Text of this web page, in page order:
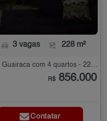
3 vagas 228 m²
R$ 856.000
Contatar